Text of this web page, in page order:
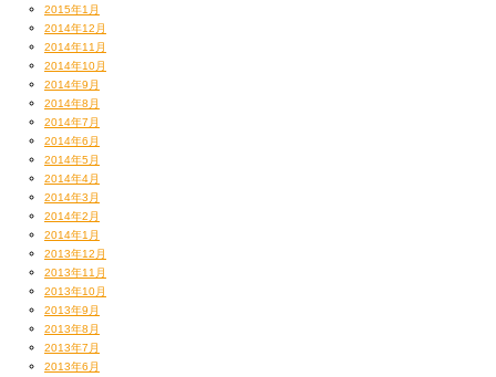
2015年1月
2014年12月
2014年11月
2014年10月
2014年9月
2014年8月
2014年7月
2014年6月
2014年5月
2014年4月
2014年3月
2014年2月
2014年1月
2013年12月
2013年11月
2013年10月
2013年9月
2013年8月
2013年7月
2013年6月